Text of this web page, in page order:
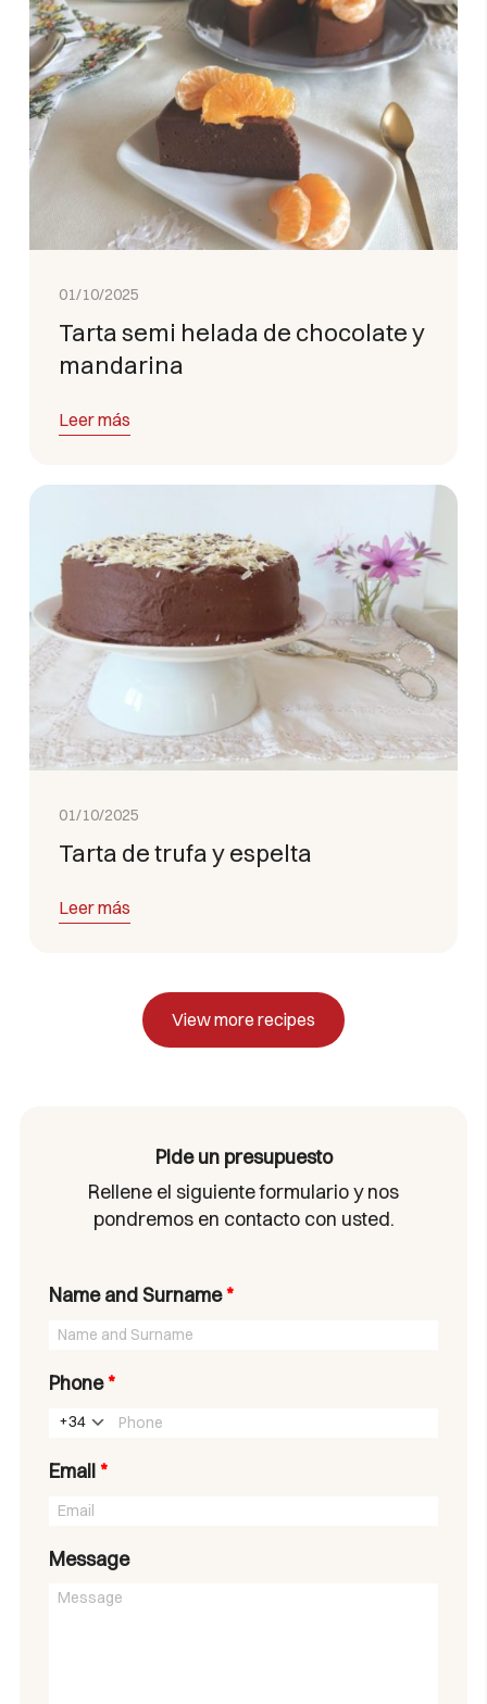
01/10/2025
Tarta semi helada de chocolate y
mandarina
Leer más
01/10/2025
Tarta de trufa y espelta
Leer más
View more recipes
Pide un presupuesto
Rellene el siguiente formulario y nos
pondremos en contacto con usted.
Name and Surname*
Phone*
+34
Email*
Message